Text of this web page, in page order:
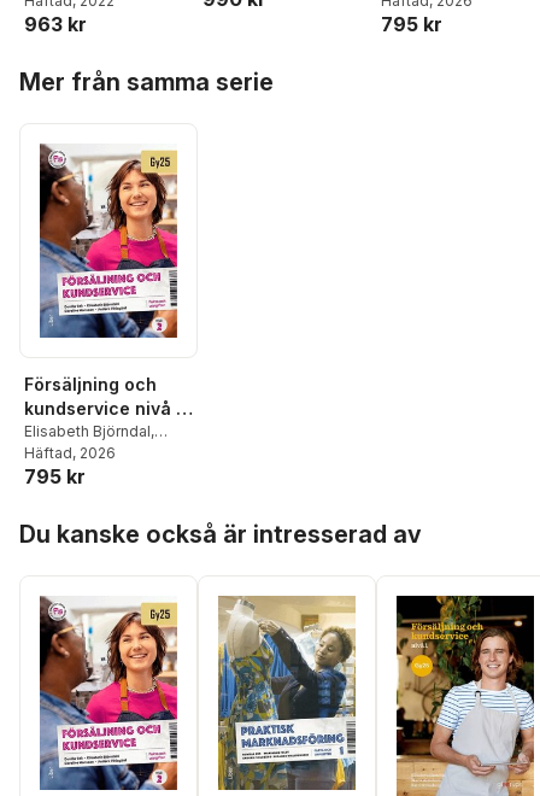
Susanne Walldenheid
963 kr
Svensson
795 kr
Mer från samma serie
Försäljning och
kundservice nivå 2
Fakta och uppgifter
Elisabeth Björndal,
Gunilla Eek,Caroline
Hansson
Häftad, 2026
795 kr
Du kanske också är intresserad av